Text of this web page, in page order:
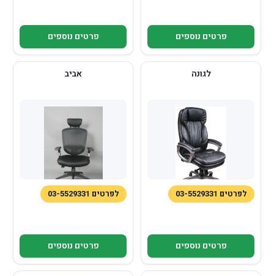
פרטים נוספים פרטים נוספים
לגונה
לפרטים 03-5529331
פרטים נוספים
אביב
לפרטים 03-5529331
פרטים נוספים